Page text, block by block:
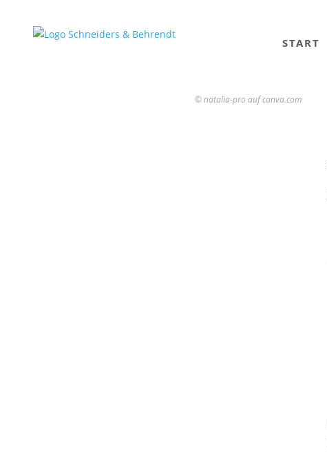
START
© natalia-pro auf canva.com